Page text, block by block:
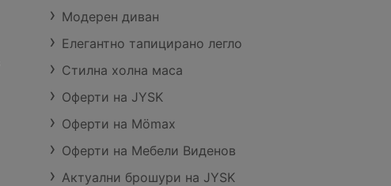
Модерен диван
Елегантно тапицирано легло
Стилна холна маса
Оферти на JYSK
Оферти на Mömax
Оферти на Мебели Виденов
Актуални брошури на JYSK